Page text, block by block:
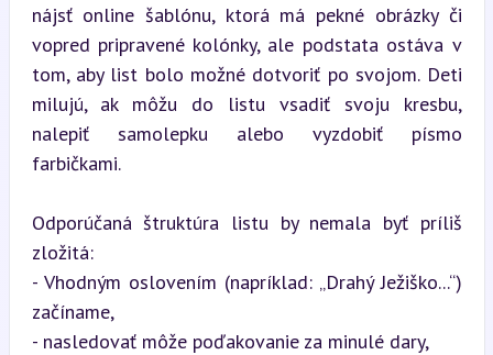
nájsť online šablónu, ktorá má pekné obrázky či
vopred pripravené kolónky, ale podstata ostáva v
tom, aby list bolo možné dotvoriť po svojom. Deti
milujú, ak môžu do listu vsadiť svoju kresbu,
nalepiť samolepku alebo vyzdobiť písmo
farbičkami.
Odporúčaná štruktúra listu by nemala byť príliš
zložitá:
- Vhodným oslovením (napríklad: „Drahý Ježiško...“)
začíname,
- nasledovať môže poďakovanie za minulé dary,